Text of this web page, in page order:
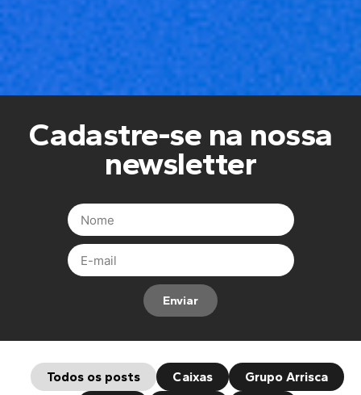
Cadastre-se na nossa
newsletter
Enviar
Caixas Grupo Arrisca
Todos os posts